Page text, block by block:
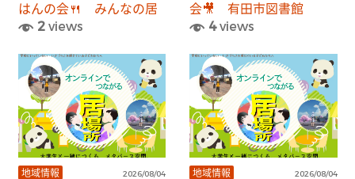
はんの会🍴＿みんなの居
場所
2 views
会🎥＿有田市図書館
4views
地域情報 2026/08/04 地域情報 2026/08/04